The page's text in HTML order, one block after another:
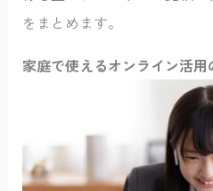
をまとめます。
家庭で使えるオンライン活用